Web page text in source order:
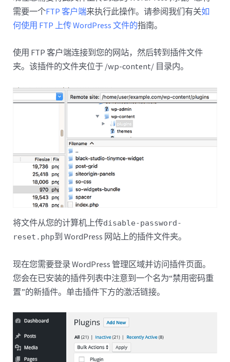
需要一个FTP 客户端来执行此操作。请参阅我们有关如
何使用 FTP 上传 WordPress 文件的指南。
使用 FTP 客户端连接到您的网站，然后转到插件文件
夹。该插件的文件夹位于 /wp-content/ 目录内。
将文件从您的计算机上传disable-password-
reset.php到 WordPress 网站上的插件文件夹。
现在您需要登录 WordPress 管理区域并访问插件页面。
您会在已安装的插件列表中注意到一个名为“禁用密码重
置”的新插件。单击插件下方的激活链接。